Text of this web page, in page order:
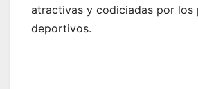
atractivas y codiciadas por los
deportivos.